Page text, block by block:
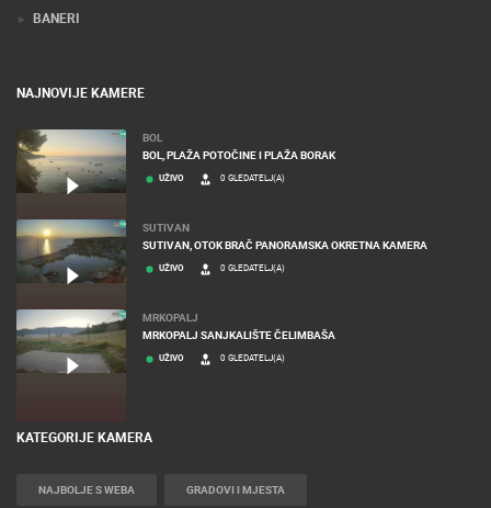
BANERI
NAJNOVIJE KAMERE
BOL
BOL, PLAŽA POTOČINE I PLAŽA BORAK
UŽIVO 0 GLEDATELJ(A)
SUTIVAN
SUTIVAN, OTOK BRAČ PANORAMSKA OKRETNA KAMERA
UŽIVO 0 GLEDATELJ(A)
MRKOPALJ
MRKOPALJ SANJKALIŠTE ČELIMBAŠA
UŽIVO 0 GLEDATELJ(A)
KATEGORIJE KAMERA
NAJBOLJE S WEBA GRADOVI I MJESTA